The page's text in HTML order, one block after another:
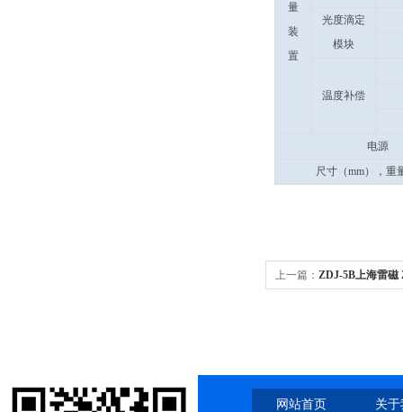
量
装
置
光度滴定
模块
温度补偿
电源
尺寸（mm），重
上一篇： ZDJ-5B上海雷磁
网站首页 关